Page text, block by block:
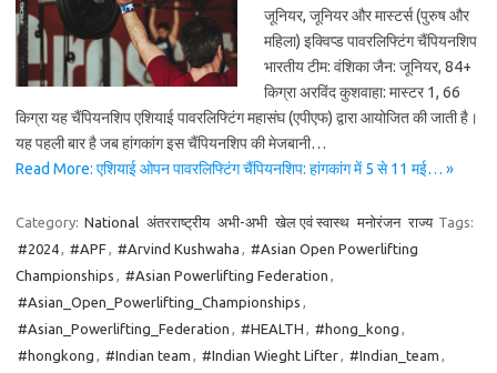
जूनियर, जूनियर और मास्टर्स (पुरुष और
महिला) इक्विप्ड पावरलिफ्टिंग चैंपियनशिप
भारतीय टीम: वंशिका जैन: जूनियर, 84+
किग्रा अरविंद कुशवाहा: मास्टर 1, 66
किग्रा यह चैंपियनशिप एशियाई पावरलिफ्टिंग महासंघ (एपीएफ) द्वारा आयोजित की जाती है।
यह पहली बार है जब हांगकांग इस चैंपियनशिप की मेजबानी…
Read More: एशियाई ओपन पावरलिफ्टिंग चैंपियनशिप: हांगकांग में 5 से 11 मई… »
Category: National अंतरराष्ट्रीय अभी-अभी खेल एवं स्वास्थ मनोरंजन राज्य Tags:
#2024, #APF, #Arvind Kushwaha , #Asian Open Powerlifting
Championships , #Asian Powerlifting Federation ,
#Asian_Open_Powerlifting_Championships ,
#Asian_Powerlifting_Federation , #HEALTH , #hong_kong ,
#hongkong , #Indian team , #Indian Wieght Lifter, #Indian_team ,